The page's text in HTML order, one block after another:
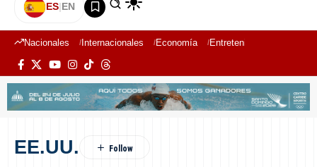
ES|EN
Nacionales Internacionales Economía Entretenimiento
EE.UU.